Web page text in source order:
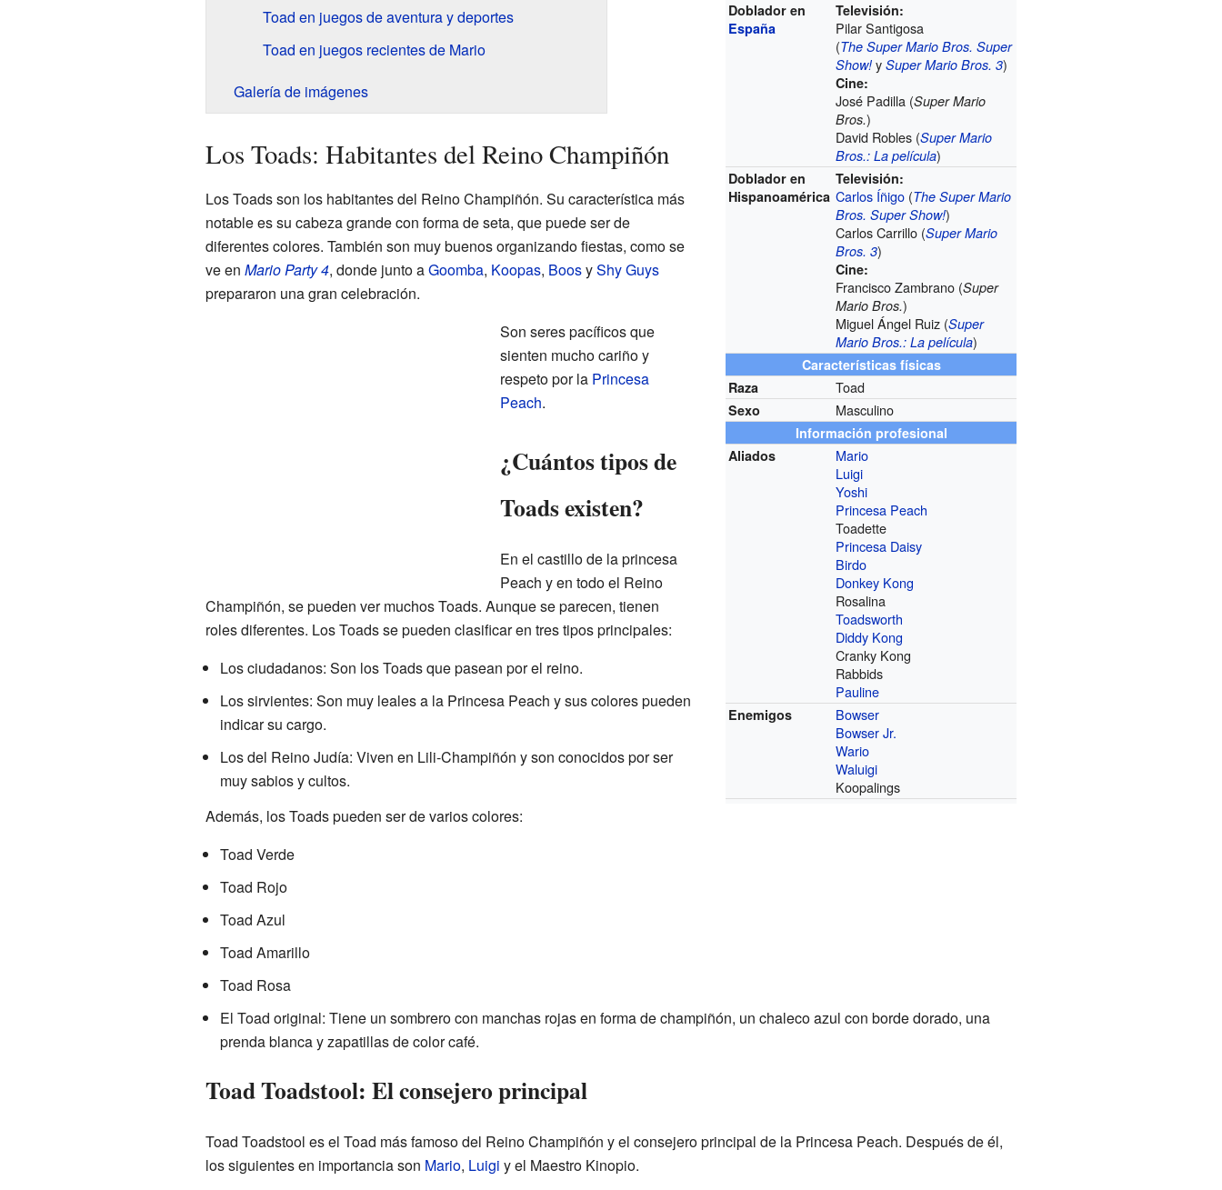
Doblador en
España
Televisión:
Pilar Santigosa
(The Super Mario Bros. Super
Show! ySuper Mario Bros. 3)
Cine:
José Padilla (Super Mario
Bros.)
David Robles (Super Mario
Bros.: La película)
Doblador en
Hispanoamérica
Televisión:
Carlos Íñigo (The Super Mario
Bros. Super Show!)
Carlos Carrillo (Super Mario
Bros. 3)
Cine:
Francisco Zambrano (Super
Mario Bros.)
Miguel Ángel Ruiz (Super
Mario Bros.: La película)
Características físicas
Raza
Toad
Sexo Masculino
Información profesional
Aliados
Mario
Luigi
Yoshi
Princesa Peach
Toadette
Princesa Daisy
Birdo
Donkey Kong
Rosalina
Toadsworth
Diddy Kong
Cranky Kong
Rabbids
Pauline
Enemigos
Bowser
Bowser Jr.
Wario
Waluigi
Koopalings
Toad en juegos de aventura y deportes
Toad en juegos recientes de Mario
Galería de imágenes
Los Toads: Habitantes del Reino Champiñón
Los Toads son los habitantes del Reino Champiñón. Su característica más
notable es su cabeza grande con forma de seta, que puede ser de
diferentes colores. También son muy buenos organizando fiestas, como se
ve en Mario Party 4, donde junto aGoomba, Koopas, BoosyShy Guys
prepararon una gran celebración.
Son seres pacíficos que
sienten mucho cariño y
respeto por la Princesa
Peach.
¿Cuántos tipos de
Toads existen?
En el castillo de la princesa
Peach y en todo el Reino
Champiñón, se pueden ver muchos Toads. Aunque se parecen, tienen
roles diferentes. Los Toads se pueden clasificar en tres tipos principales:
Los ciudadanos: Son los Toads que pasean por el reino.
Los sirvientes: Son muy leales a la Princesa Peach y sus colores pueden
indicar su cargo.
Los del Reino Judía: Viven en Lili-Champiñón y son conocidos por ser
muy sabios y cultos.
Además, los Toads pueden ser de varios colores:
Toad Verde
Toad Rojo
Toad Azul
Toad Amarillo
Toad Rosa
El Toad original: Tiene un sombrero con manchas rojas en forma de champiñón, un chaleco azul con borde dorado, una
prenda blanca y zapatillas de color café.
Toad Toadstool: El consejero principal
Toad Toadstool es el Toad más famoso del Reino Champiñón y el consejero principal de la Princesa Peach. Después de él,
los siguientes en importancia son Mario, Luigi y el Maestro Kinopio.